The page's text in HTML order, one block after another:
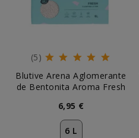
(5)
Blutive Arena Aglomerante
de Bentonita Aroma Fresh
6,95 €
6 L